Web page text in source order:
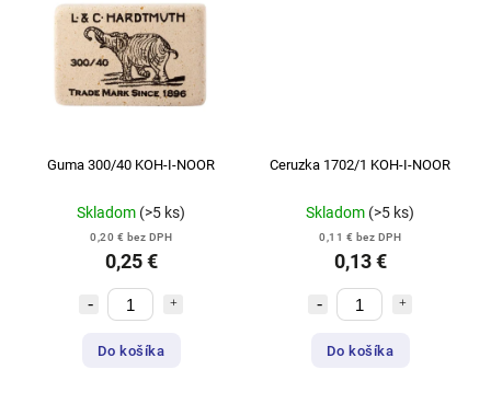
Guma 300/40 KOH-I-NOOR
Skladom (>5 ks)
0,20 € bez DPH
0,25 €
Do košíka
Ceruzka 1702/1 KOH-I-NOOR
Skladom (>5 ks)
0,11 € bez DPH
0,13 €
Do košíka